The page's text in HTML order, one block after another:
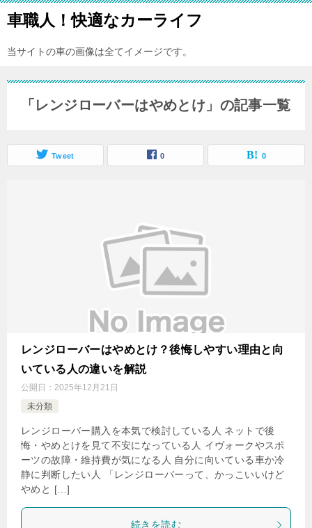
車職人！快適なカーライフ
当サイトの車の画像は全てイメージです。
「レンジローバーはやめとけ」の記事一覧
Tweet 0 0
レンジローバーはやめとけ？後悔しやすい理由と向
いている人の違いを解説
公開日： 2025年12月21日
未分類
レンジローバー購入を本気で検討している人 ネットで後
悔・やめとけを見て不安になっている人 イヴォークやスポ
ーツの故障・維持費が気になる人 自分に向いている車か冷
静に判断したい人 「レンジローバーって、かっこいいけど
やめと […]
続きを読む